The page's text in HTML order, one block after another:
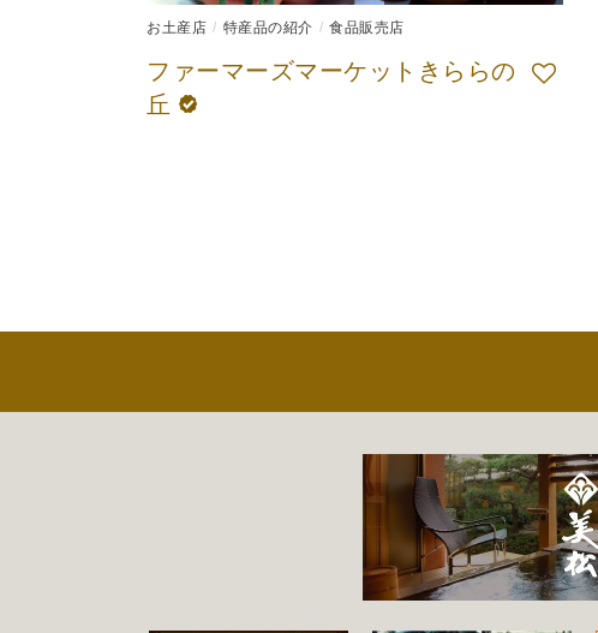
お土産店 特産品の紹介 食品販売店
ファーマーズマーケットきららの
丘